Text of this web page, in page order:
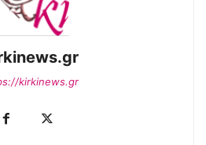
kirkinews.gr